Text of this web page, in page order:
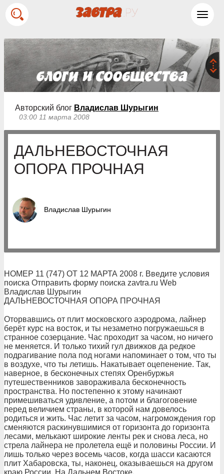
Авторский блог Владислав Шурыгин
03:00 11 марта 2008
ДАЛЬНЕВОСТОЧНАЯ
ОПОРА ПРОЧНАЯ
Владислав Шурыгин
НОМЕР 11 (747) ОТ 12 МАРТА 2008 г. Введите условия
поиска Отправить форму поиска zavtra.ru Web
Владислав Шурыгин
ДАЛЬНЕВОСТОЧНАЯ ОПОРА ПРОЧНАЯ
Оторвавшись от плит московского аэродрома, лайнер
берёт курс на восток, и ты незаметно погружаешься в
странное созерцание. Час проходит за часом, но ничего
не меняется. И только тихий гул движков да редкое
подрагивание пола под ногами напоминает о том, что ты
в воздухе, что ты летишь. Накатывает оцепенение. Так,
наверное, в бесконечных степях Оренбуржья
путешественников завораживала бесконечность
пространства. Но постепенно к этому начинают
примешиваться удивление, а потом и благоговение
перед величием страны, в которой нам довелось
родиться и жить. Час летит за часом, нагромождения гор
сменяются раскинувшимися от горизонта до горизонта
лесами, мелькают широкие ленты рек и снова леса, но
стрела лайнера не пролетела ещё и половины России. И
лишь только через восемь часов, когда шасси касаются
плит Хабаровска, ты, наконец, оказываешься на другом
краю России. На Дальнем Востоке.